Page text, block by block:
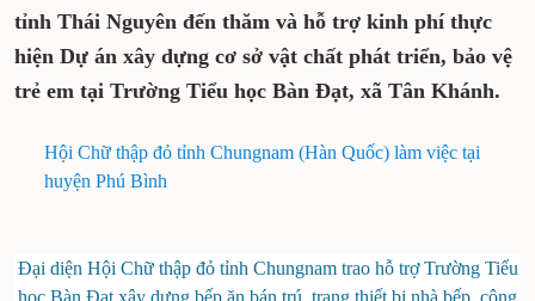
tỉnh Chungnam (Hàn Quốc) phối hợp với Hội
Chữ thập đỏ tỉnh Thái Nguyên đến thăm và
hỗ trợ kinh phí thực hiện Dự án xây dựng
Trường Tiểu học Bàn Đạt, xã Tân Khánh.